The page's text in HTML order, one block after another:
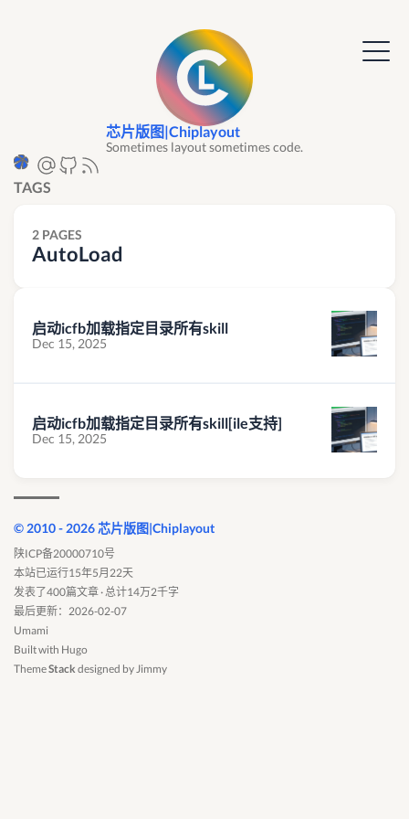
芯片版图|Chiplayout
Sometimes layout sometimes code.
TAGS
2 PAGES
AutoLoad
启动icfb加载指定目录所有skill
Dec 15, 2025
启动icfb加载指定目录所有skill[ile支持]
Dec 15, 2025
© 2010 - 2026 芯片版图|Chiplayout
陕ICP备20000710号
本站已运行15年5月22天
发表了400篇文章 · 总计14万2千字
最后更新：2026-02-07
Umami
Built with Hugo
ThemeStack designed by Jimmy